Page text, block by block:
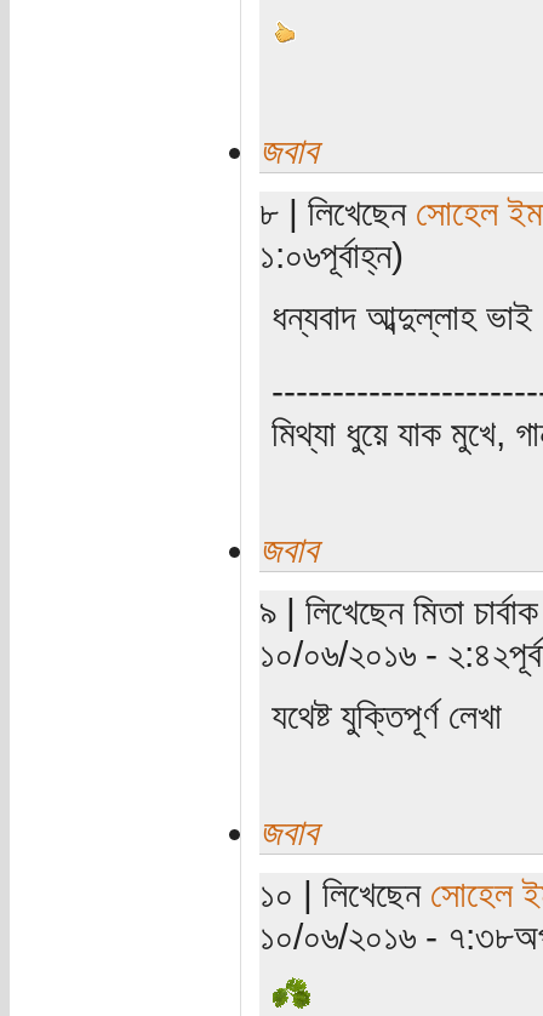
জবাব
৮ | লিখেছেন সোহেল
১:০৬পূর্বাহ্ন)
ধন্যবাদ আব্দুল্লাহ ভাই
মিথ্যা ধুয়ে যাক মুখে,
জবাব
৯ | লিখেছেন মিতা
১০/০৬/২০১৬ -
যথেষ্ট যুক্তিপূর্ণ লেখা
জবাব
১০ | লিখেছেন সোহেল
১০/০৬/২০১৬ -